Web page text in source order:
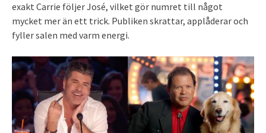
exakt Carrie följer José, vilket gör numret till något
mycket mer än ett trick. Publiken skrattar, applåderar och
fyller salen med varm energi.